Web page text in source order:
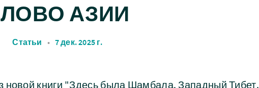
АЗИИ
Статьи • 7 дек. 2025 г.
новой книги "Здесь была Шамбала. Западный Тибет.